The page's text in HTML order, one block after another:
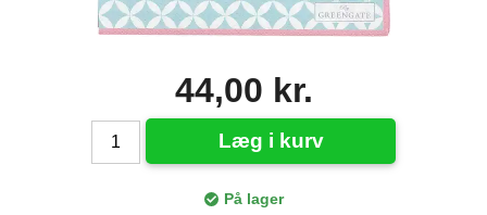
44,00 kr.
Læg i kurv
På lager